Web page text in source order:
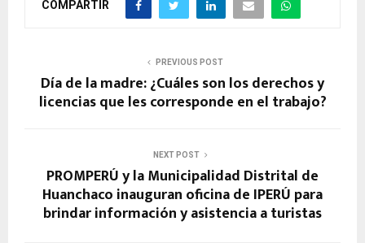
COMPARTIR
PREVIOUS POST
Día de la madre: ¿Cuáles son los derechos y
licencias que les corresponde en el trabajo?
NEXT POST
PROMPERÚ y la Municipalidad Distrital de
Huanchaco inauguran oficina de IPERÚ para
brindar información y asistencia a turistas